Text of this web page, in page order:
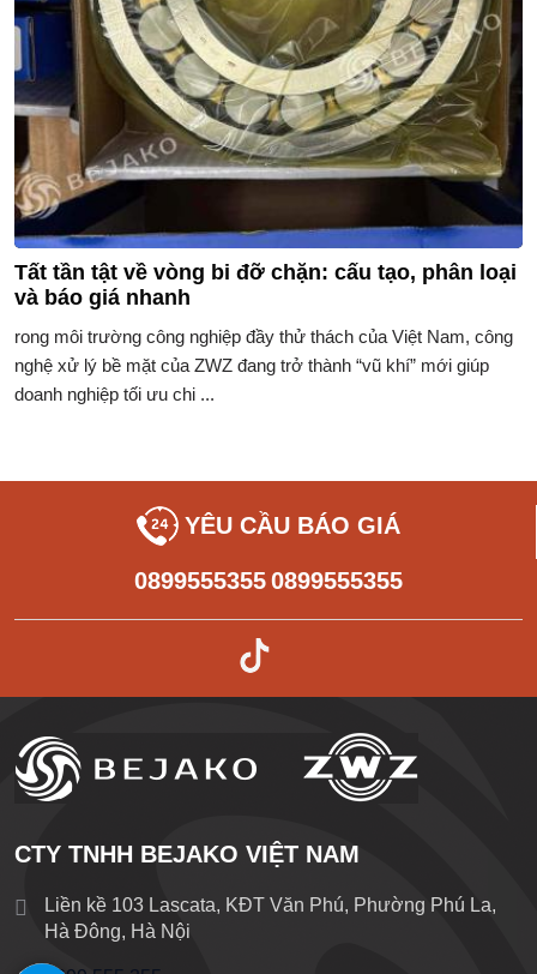
Tất tần tật về vòng bi đỡ chặn: cấu tạo, phân loại
và báo giá nhanh
rong môi trường công nghiệp đầy thử thách của Việt Nam, công
nghệ xử lý bề mặt của ZWZ đang trở thành “vũ khí” mới giúp
doanh nghiệp tối ưu chi ...
YÊU CẦU BÁO GIÁ
08995553550899555355
CTY TNHH BEJAKO VIỆT NAM
Liền kề 103 Lascata, KĐT Văn Phú, Phường Phú La,
Hà Đông, Hà Nội